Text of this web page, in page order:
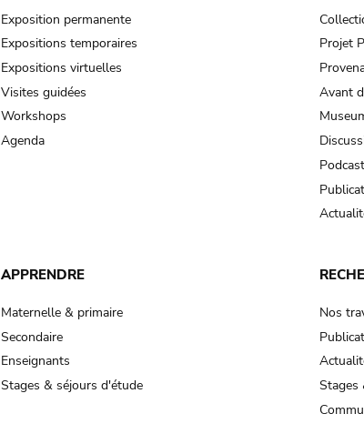
Exposition permanente
Expositions temporaires
Expositions virtuelles
Visites guidées
Workshops
Agenda
Projet
Avant
APPRENDRE
Maternelle & primaire
Secondaire
Enseignants
Stages & séjours d'étude
Nos
Stages